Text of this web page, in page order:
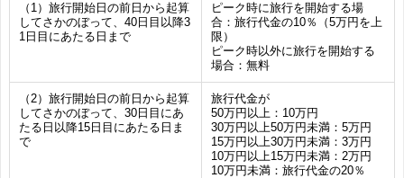
（1）旅行開始日の前日から起算
してさかのぼって、40日目以降3
1日目にあたる日まで
ピーク時に旅行を開始する場
合：旅行代金の10％（5万円を上
限）
ピーク時以外に旅行を開始する
場合：無料
（2）旅行開始日の前日から起算
してさかのぼって、30日目にあ
たる日以降15日目にあたる日ま
で
旅行代金が
50万円以上：10万円
30万円以上50万円未満：5万円
15万円以上30万円未満：3万円
10万円以上15万円未満：2万円
10万円未満：旅行代金の20％